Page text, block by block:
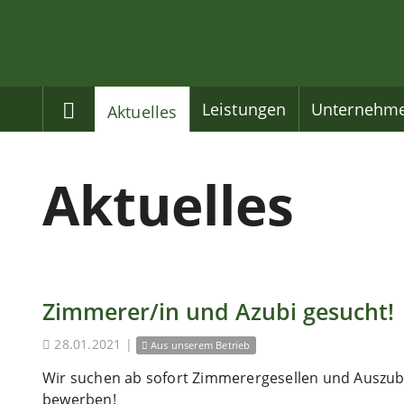
Home
Aktuelles Leistungen
Aktuelles
Zimmerer/in und Azubi gesucht!
28.01.2021 | Aus unserem Betrieb
Wir suchen ab sofort Zimmerergesellen und
bewerben!